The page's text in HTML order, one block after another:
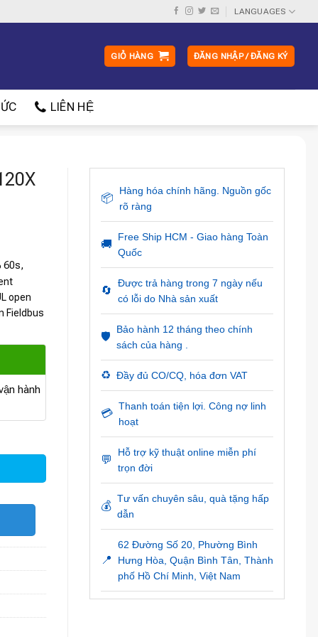
LANGUAGES
GIỎ HÀNG ĐĂNG NHẬP / ĐĂNG KÝ
LIÊN HỆ
60s,
open
Fieldbus
hành
📦
Hàng hóa chính hãng. Nguồn gốc
rõ ràng
🚚
Free Ship HCM - Giao hàng Toàn
Quốc
🔄
Được trả hàng trong 7 ngày nếu
có lỗi do Nhà sản xuất
🛡️
Bảo hành 12 tháng theo chính
sách của hàng .
♻️ Đầy đủ CO/CQ, hóa đơn VAT
💳
Thanh toán tiện lợi. Công nợ linh
hoạt
💬
Hỗ trợ kỹ thuật online miễn phí
trọn đời
💰
Tư vấn chuyên sâu, quà tặng hấp
dẫn
📍
62 Đường Số 20, Phường Bình
Hưng Hòa, Quận Bình Tân, Thành
phố Hồ Chí Minh, Việt Nam